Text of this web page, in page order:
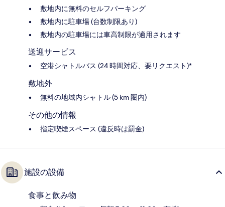
敷地内に無料のセルフパーキング
敷地内に駐車場 (台数制限あり)
敷地内の駐車場には車高制限が適用されます
送迎サービス
空港シャトルバス (24 時間対応、要リクエスト)*
敷地外
無料の地域内シャトル (5 km 圏内)
その他の情報
指定喫煙スペース (違反時は罰金)
施設の設備
食事と飲み物